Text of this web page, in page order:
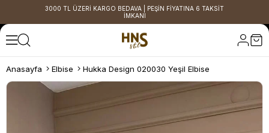
3000 TL ÜZERİ KARGO BEDAVA | PEŞİN FİYATINA 6 TAKSİT
İMKANI
Anasayfa Elbise Hukka Design 020030 Yeşil Elbise